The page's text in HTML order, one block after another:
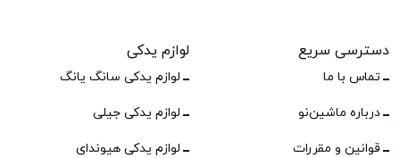
دسترسی سریع
تماس با ما
درباره ماشین‌نو
قوانین و مقررات
لوازم یدکی
لوازم یدکی سانگ یانگ
لوازم یدکی جیلی
لوازم یدکی هیوندای